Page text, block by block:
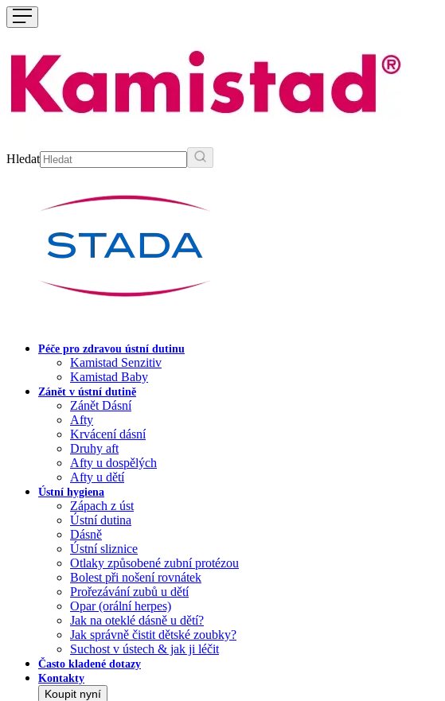
Hledat
Péče pro zdravou ústní dutinu
Kamistad Senzitiv
Kamistad Baby
Zánět v ústní dutině
Zánět Dásní
Afty
Krvácení dásní
Druhy aft
Afty u dospělých
Afty u dětí
Ústní hygiena
Zápach z úst
Ústní dutina
Dásně
Ústní sliznice
Otlaky způsobené zubní protézou
Bolest při nošení rovnátek
Prořezávání zubů u dětí
Opar (orální herpes)
Jak na oteklé dásně u dětí?
Jak správně čistit dětské zoubky?
Suchost v ústech & jak ji léčit
Často kladené dotazy
Kontakty
Koupit nyní